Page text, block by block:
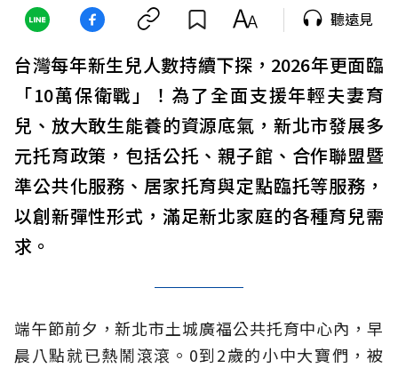
聽遠見
台灣每年新生兒人數持續下探，2026年更面臨
「10萬保衛戰」！為了全面支援年輕夫妻育
兒、放大敢生能養的資源底氣，新北市發展多
元托育政策，包括公托、親子館、合作聯盟暨
準公共化服務、居家托育與定點臨托等服務，
以創新彈性形式，滿足新北家庭的各種育兒需
求。
端午節前夕，新北市土城廣福公共托育中心內，早
晨八點就已熱鬧滾滾。0到2歲的小中大寶們，被